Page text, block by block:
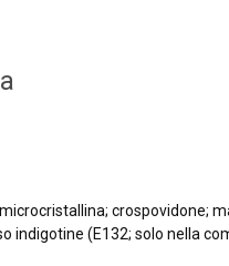
crospovidone;
indigotine (E132; solo nella